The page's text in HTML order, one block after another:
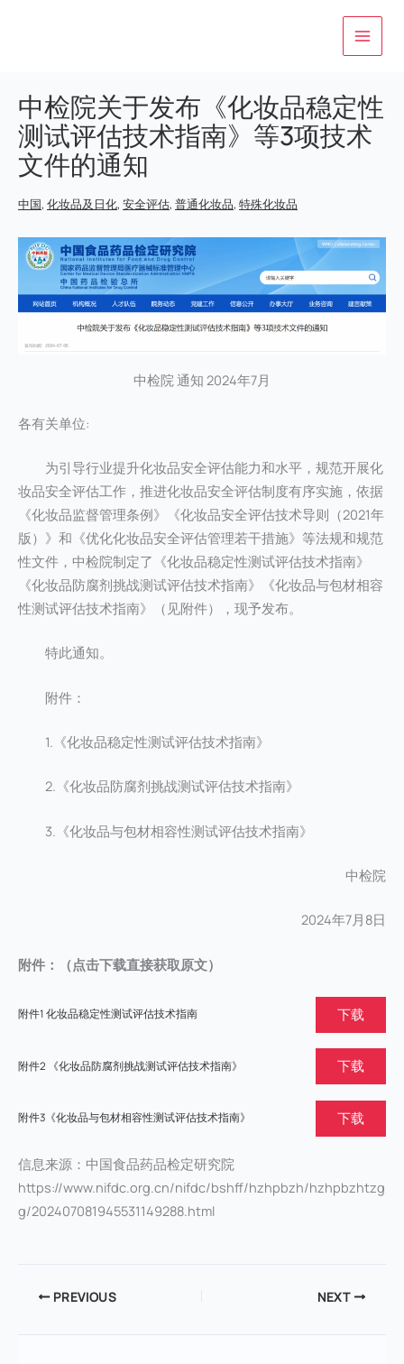
中检院关于发布《化妆品稳定性
测试评估技术指南》等3项技术
文件的通知
中国, 化妆品及日化, 安全评估, 普通化妆品, 特殊化妆品
中检院 通知 2024年7月
各有关单位:
为引导行业提升化妆品安全评估能力和水平，规范开展化
妆品安全评估工作，推进化妆品安全评估制度有序实施，依据
《化妆品监督管理条例》《化妆品安全评估技术导则（2021年
版）》和《优化化妆品安全评估管理若干措施》等法规和规范
性文件，中检院制定了《化妆品稳定性测试评估技术指南》
《化妆品防腐剂挑战测试评估技术指南》《化妆品与包材相容
性测试评估技术指南》（见附件），现予发布。
特此通知。
附件：
1.《化妆品稳定性测试评估技术指南》
2.《化妆品防腐剂挑战测试评估技术指南》
3.《化妆品与包材相容性测试评估技术指南》
中检院
2024年7月8日
附件：（点击下载直接获取原文）
附件1 化妆品稳定性测试评估技术指南 下载
附件2 《化妆品防腐剂挑战测试评估技术指南》 下载
附件3《化妆品与包材相容性测试评估技术指南》 下载
信息来源：中国食品药品检定研究院
https://www.nifdc.org.cn/nifdc/bshff/hzhpbzh/hzhpbzhtzg
g/202407081945531149288.html
PREVIOUS NEXT